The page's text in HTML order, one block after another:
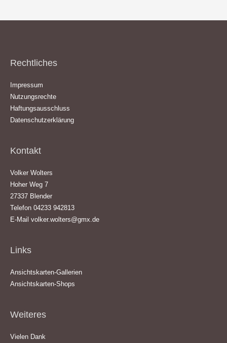
Rechtliches
Impressum
Nutzungsrechte
Haftungsausschluss
Datenschutzerklärung
Kontakt
Volker Wolters
Hoher Weg 7
27337 Blender
Telefon 04233 942813
E-Mail volker.wolters@gmx.de
Links
Ansichtskarten-Gallerien
Ansichtskarten-Shops
Weiteres
Vielen Dank